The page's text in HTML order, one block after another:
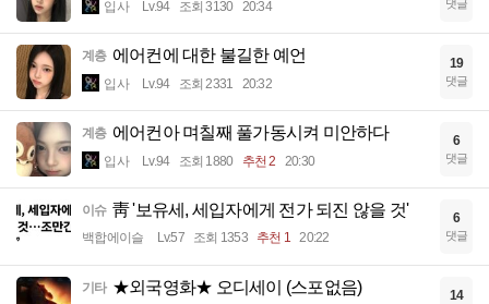
입사 Lv.94 조회 3130 20:34 댓글
계층 에어컨에 대한 불길한 예언
입사 Lv.94 조회 2331 20:32
19
댓글
계층 에어컨아 며칠째 풀가동시켜 미안하다
입사 Lv.94 조회 1880 추천 2 20:30
6
댓글
이슈 靑 '보유세, 세입자에게 전가 되진 않을 것'
백합에이슬 Lv.57 조회 1353 추천 1 20:22
6
댓글
기타 ★외국영화★ 오디세이 (스포없음) 14